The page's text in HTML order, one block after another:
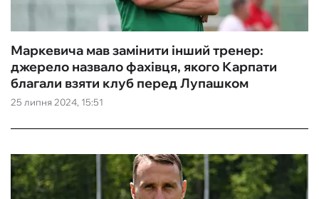
25 липня 2024, 15:51
Маркевича мав замінити інший тренер:
джерело назвало фахівця, якого Карпати
благали взяти клуб перед Лупашком